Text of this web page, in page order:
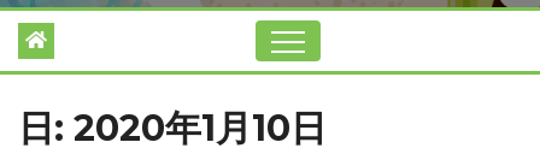
日: 2020年1月10日